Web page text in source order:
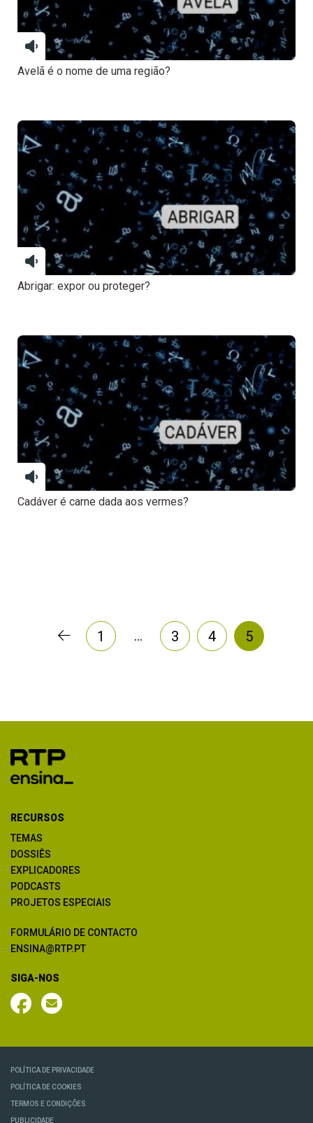
Avelã é o nome de uma região?
Abrigar: expor ou proteger?
Cadáver é carne dada aos vermes?
1 … 3 4 5
RECURSOS
TEMAS
DOSSIÊS
EXPLICADORES
PODCASTS
PROJETOS ESPECIAIS
FORMULÁRIO DE CONTACTO
ENSINA@RTP.PT
SIGA-NOS
POLÍTICA DE PRIVACIDADE
POLÍTICA DE COOKIES
TERMOS E CONDIÇÕES
PUBLICIDADE